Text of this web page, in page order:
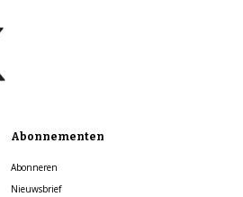
Abonnementen
Abonneren
Nieuwsbrief